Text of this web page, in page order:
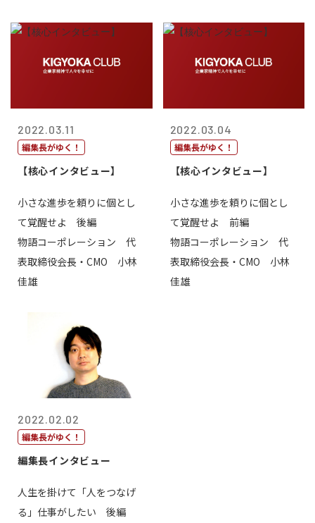
2022.03.11
編集長がゆく！
【核心インタビュー】
小さな進歩を頼りに個とし
て覚醒せよ 後編
物語コーポレーション 代
表取締役会長・CMO 小林
佳雄
2022.03.04
編集長がゆく！
【核心インタビュー】
小さな進歩を頼りに個とし
て覚醒せよ 前編
物語コーポレーション 代
表取締役会長・CMO 小林
佳雄
2022.02.02
編集長がゆく！
編集長インタビュー
人生を掛けて「人をつなげ
る」仕事がしたい 後編